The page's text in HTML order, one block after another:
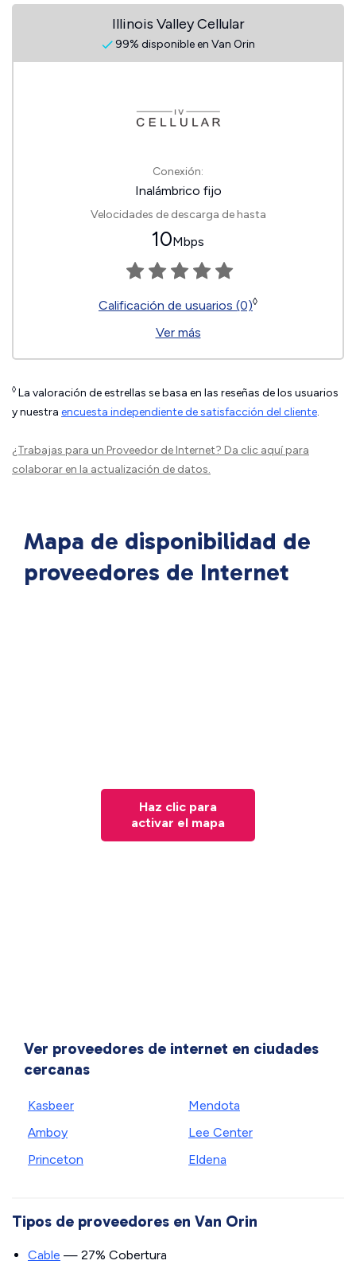
Illinois Valley Cellular
99% disponible en Van Orin
Conexión:
Inalámbrico fijo
Velocidades de descarga de hasta
10Mbps
Calificación de usuarios (0)◊
Ver más
◊ La valoración de estrellas se basa en las reseñas de los usuarios
y nuestra encuesta independiente de satisfacción del cliente.
¿Trabajas para un Proveedor de Internet? Da clic aquípara
colaborar en la actualización de datos.
Mapa de disponibilidad de
proveedores de Internet
Haz clic para
activar el mapa
Ver proveedores de internet en ciudades
cercanas
Kasbeer
Amboy
Princeton
Mendota
Lee Center
Eldena
Tipos de proveedores en Van Orin
Cable — 27% Cobertura